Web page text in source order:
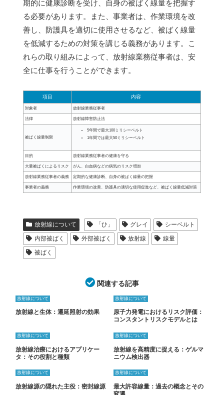
期的に健康診断を受け、自身の被ばく線量を把握す
る必要があります。また、事業者は、作業環境を改
善し、防護具を適切に使用させるなど、被ばく線量
を低減するための対策を講じる義務があります。こ
れらの取り組みによって、放射線業務従事者は、安
全に仕事を行うことができます。
項目 内容
対象者 放射線業務従事者
法律 放射線障害防止法
被ばく線量制限
5年間で最大100ミリシーベルト
1年間では最大50ミリシーベルト
目的 放射線業務従事者の健康を守る
大量被ばくによるリスク がん、白血病などの病気のリスク増加
放射線業務従事者の義務 定期的な健康診断、自身の被ばく線量の把握
事業者の義務 作業環境の改善、防護具の適切な使用促進など、被ばく線量低減対策
放射線について 「ひ」 グレイ
シーベルト
内部被ばく
外部被ばく 放射線
線量
被ばく
関連する記事
放射線について
放射線と生体：遷延照射の効果
放射線について
原子力発電におけるリスク評価：
コンスタントリスクモデルとは
放射線について
放射線治療におけるアプリケー
タ：その役割と種類
放射線について
放射線を高精度に捉える：ゲルマ
ニウム検出器
放射線について
放射線源の隠れた主役：密封線源
放射線について
最大許容線量：過去の概念とその